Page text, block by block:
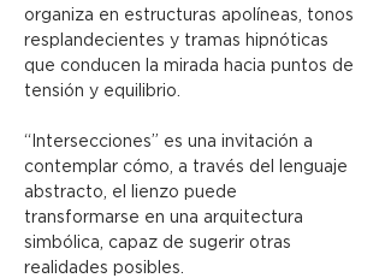
organiza en estructuras apolíneas, tonos
resplandecientes y tramas hipnóticas
que conducen la mirada hacia puntos de
tensión y equilibrio.
“Intersecciones” es una invitación a
contemplar cómo, a través del lenguaje
abstracto, el lienzo puede
transformarse en una arquitectura
simbólica, capaz de sugerir otras
realidades posibles.